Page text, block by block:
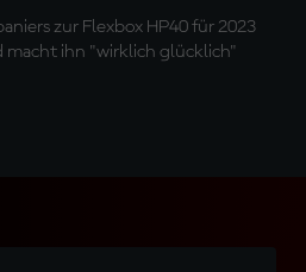
zur Flexbox HP40 für 2023
ihn "wirklich glücklich"